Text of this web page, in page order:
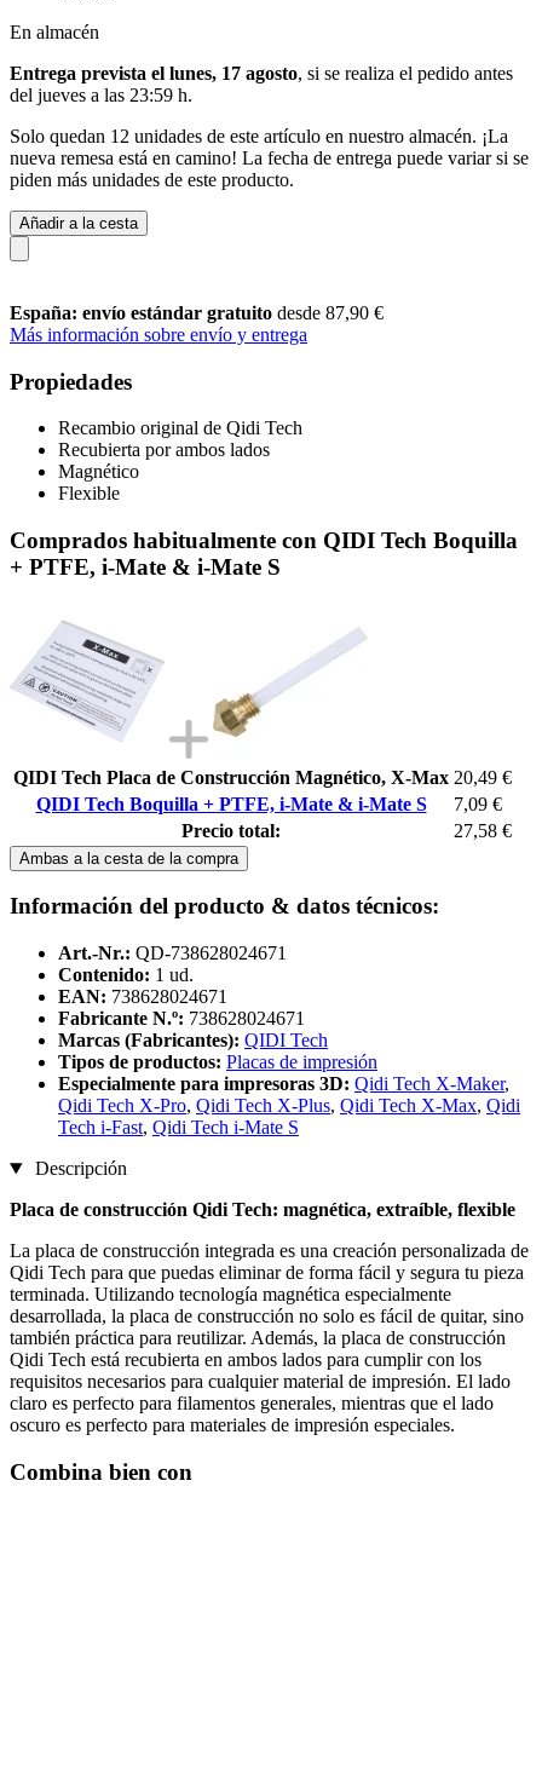
En almacén
Entrega prevista el lunes, 17 agosto, si se realiza el pedido antes
del jueves a las 23:59 h.
Solo quedan 12 unidades de este artículo en nuestro almacén. ¡La
nueva remesa está en camino! La fecha de entrega puede variar si se
piden más unidades de este producto.
Añadir a la cesta
España: envío estándar gratuito desde 87,90 €
Más información sobre envío y entrega
Propiedades
Recambio original de Qidi Tech
Recubierta por ambos lados
Magnético
Flexible
Comprados habitualmente con QIDI Tech Boquilla
+ PTFE, i-Mate & i-Mate S
QIDI Tech Placa de Construcción Magnético, X-Max 20,49 €
QIDI Tech Boquilla + PTFE, i-Mate & i-Mate S
7,09 €
Precio total:
27,58 €
Ambas a la cesta de la compra
Información del producto & datos técnicos:
Art.-Nr.: QD-738628024671
Contenido: 1 ud.
EAN: 738628024671
Fabricante N.º: 738628024671
Marcas (Fabricantes): QIDI Tech
Tipos de productos: Placas de impresión
Especialmente para impresoras 3D: Qidi Tech X-Maker,
Qidi Tech X-Pro, Qidi Tech X-Plus, Qidi Tech X-Max, Qidi
Tech i-Fast, Qidi Tech i-Mate S
Descripción
Placa de construcción Qidi Tech: magnética, extraíble, flexible
La placa de construcción integrada es una creación personalizada de
Qidi Tech para que puedas eliminar de forma fácil y segura tu pieza
terminada. Utilizando tecnología magnética especialmente
desarrollada, la placa de construcción no solo es fácil de quitar, sino
también práctica para reutilizar. Además, la placa de construcción
Qidi Tech está recubierta en ambos lados para cumplir con los
requisitos necesarios para cualquier material de impresión. El lado
claro es perfecto para filamentos generales, mientras que el lado
oscuro es perfecto para materiales de impresión especiales.
Combina bien con